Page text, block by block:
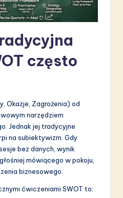
często
Okazje, Zagrożenia) od
narzędziem
Jednak jej tradycyjne
na subiektywizm. Gdy
bez danych, wynik
mówiącego w pokoju,
biznesowego.
ćwiczeniami SWOT to: